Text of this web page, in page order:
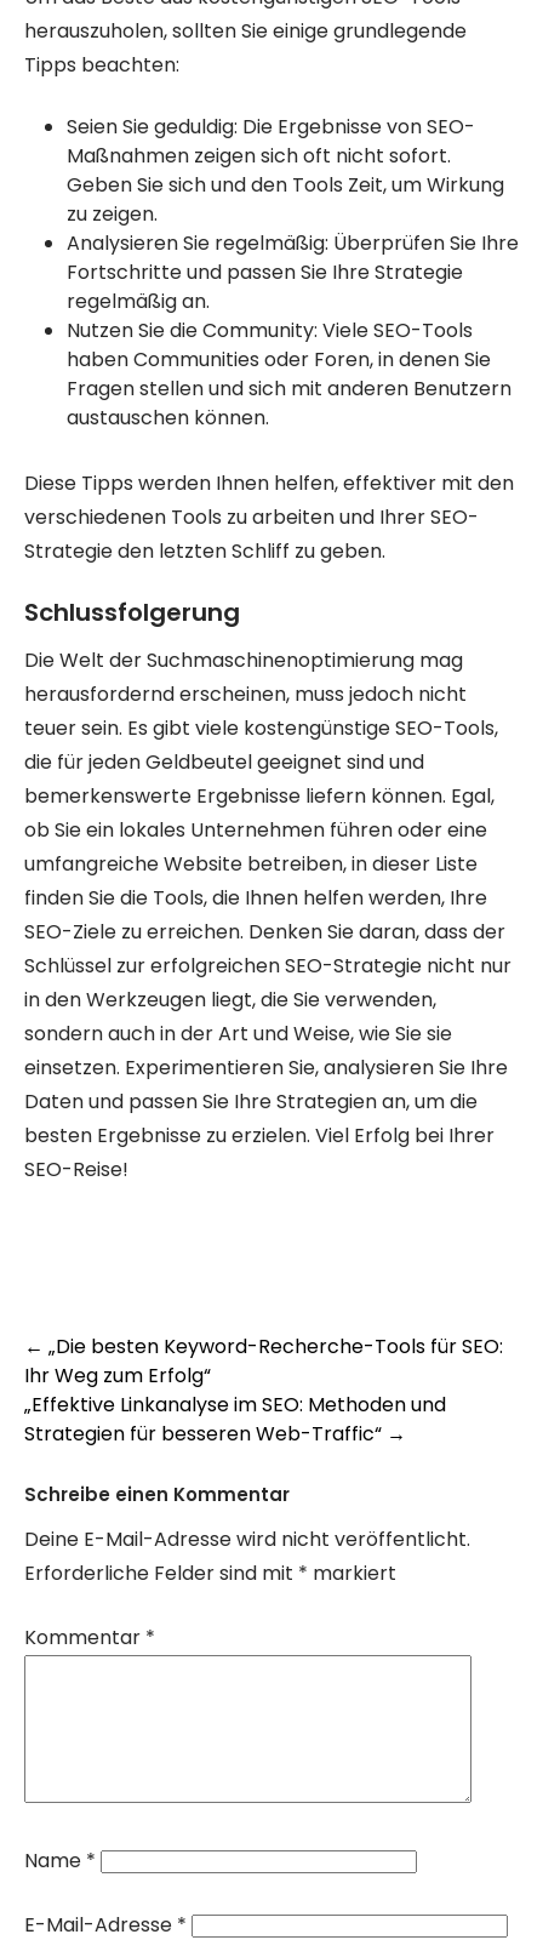
herauszuholen, sollten Sie einige grundlegende
Tipps beachten:
Seien Sie geduldig: Die Ergebnisse von SEO-
Maßnahmen zeigen sich oft nicht sofort.
Geben Sie sich und den Tools Zeit, um Wirkung
zu zeigen.
Analysieren Sie regelmäßig: Überprüfen Sie Ihre
Fortschritte und passen Sie Ihre Strategie
regelmäßig an.
Nutzen Sie die Community: Viele SEO-Tools
haben Communities oder Foren, in denen Sie
Fragen stellen und sich mit anderen Benutzern
austauschen können.
Diese Tipps werden Ihnen helfen, effektiver mit den
verschiedenen Tools zu arbeiten und Ihrer SEO-
Strategie den letzten Schliff zu geben.
Schlussfolgerung
Die Welt der Suchmaschinenoptimierung mag
herausfordernd erscheinen, muss jedoch nicht
teuer sein. Es gibt viele kostengünstige SEO-Tools,
die für jeden Geldbeutel geeignet sind und
bemerkenswerte Ergebnisse liefern können. Egal,
ob Sie ein lokales Unternehmen führen oder eine
umfangreiche Website betreiben, in dieser Liste
finden Sie die Tools, die Ihnen helfen werden, Ihre
SEO-Ziele zu erreichen. Denken Sie daran, dass der
Schlüssel zur erfolgreichen SEO-Strategie nicht nur
in den Werkzeugen liegt, die Sie verwenden,
sondern auch in der Art und Weise, wie Sie sie
einsetzen. Experimentieren Sie, analysieren Sie Ihre
Daten und passen Sie Ihre Strategien an, um die
besten Ergebnisse zu erzielen. Viel Erfolg bei Ihrer
SEO-Reise!
Post
navigation
← „Die besten Keyword-Recherche-Tools für SEO:
Ihr Weg zum Erfolg“
„Effektive Linkanalyse im SEO: Methoden und
Strategien für besseren Web-Traffic“ →
Schreibe einen Kommentar
Deine E-Mail-Adresse wird nicht veröffentlicht.
Erforderliche Felder sind mit * markiert
Kommentar *
Name *
E-Mail-Adresse *